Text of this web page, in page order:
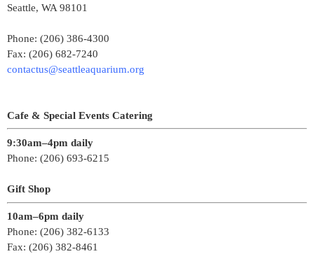
Seattle, WA 98101
Phone: (206) 386-4300
Fax: (206) 682-7240
contactus@seattleaquarium.org
Cafe & Special Events Catering
9:30am–4pm daily
Phone: (206) 693-6215
Gift Shop
10am–6pm daily
Phone: (206) 382-6133
Fax: (206) 382-8461